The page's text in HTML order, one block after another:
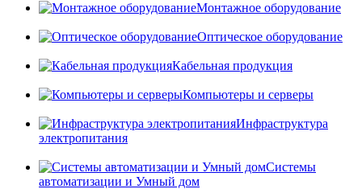
Монтажное оборудование
Оптическое оборудование
Кабельная продукция
Компьютеры и серверы
Инфраструктура
электропитания
Системы
автоматизации и Умный дом